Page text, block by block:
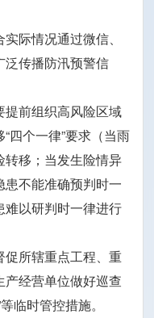
际情况通过微信、
泛传播防汛预警信
提前组织高风险区域
四个一律”要求（当雨
移；当发生险情异
不能准确预判时一
以研判时一律进行
促所辖重点工程、重
经营单位做好巡查
临时管控措施。